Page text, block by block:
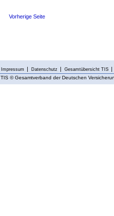
Vorherige Seite
Impressum Datenschutz Gesamtübersicht TIS
TIS © Gesamtverband der Deutschen